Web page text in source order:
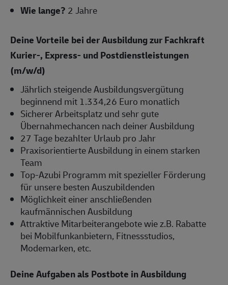
Wie lange? 2 Jahre
Deine Vorteile bei der Ausbildung zur Fachkraft
Kurier-, Express- und Postdienstleistungen
(m/w/d)
Jährlich steigende Ausbildungsvergütung
beginnend mit 1.334,26 Euro monatlich
Sicherer Arbeitsplatz und sehr gute
Übernahmechancen nach deiner Ausbildung
27 Tage bezahlter Urlaub pro Jahr
Praxisorientierte Ausbildung in einem starken
Team
Top-Azubi Programm mit spezieller Förderung
für unsere besten Auszubildenden
Möglichkeit einer anschließenden
kaufmännischen Ausbildung
Attraktive Mitarbeiterangebote wie z.B. Rabatte
bei Mobilfunkanbietern, Fitnessstudios,
Modemarken, etc.
Deine Aufgaben als Postbote in Ausbildung